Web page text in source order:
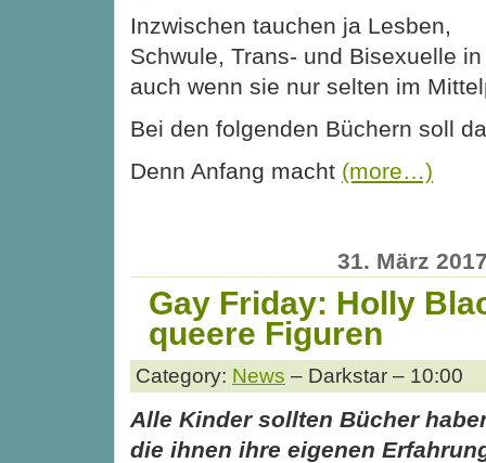
Inzwischen tauchen ja Lesben,
Schwule, Trans- und Bisexuelle
auch wenn sie nur selten im
Bei den folgenden Büchern soll
Denn Anfang macht (more…)
31. März
Gay Friday: Holly
queere Figuren
Category: News – Darkstar – 10:00
Alle Kinder sollten Bücher
die ihnen ihre eigenen